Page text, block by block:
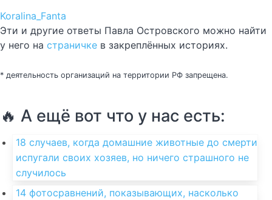
Koralina_Fanta
Эти и другие ответы Павла Островского можно найти
у него на страничке в закреплённых историях.
* деятельность организаций на территории РФ запрещена.
🔥 А ещё вот что у нас есть:
18 случаев, когда домашние животные до смерти
испугали своих хозяев, но ничего страшного не
случилось
14 фотосравнений, показывающих, насколько